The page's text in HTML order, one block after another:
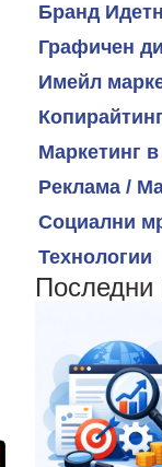
Бранд
Графичен
Имейл
Копирайтинг
Маркетинг
Реклама /
Социални
Технологии
Последни